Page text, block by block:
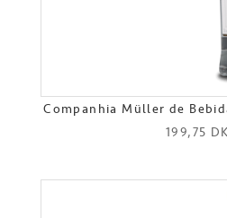
Companhia Müller de
199,75